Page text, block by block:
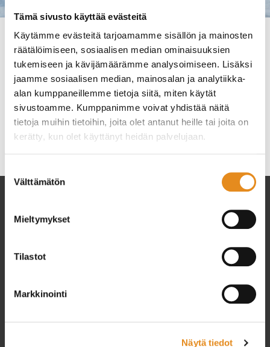
Tämä sivusto käyttää evästeitä
Käytämme evästeitä tarjoamamme sisällön ja mainosten
räätälöimiseen, sosiaalisen median ominaisuuksien
tukemiseen ja kävijämäärämme analysoimiseen. Lisäksi
jaamme sosiaalisen median, mainosalan ja analytiikka-
alan kumppaneillemme tietoja siitä, miten käytät
sivustoamme. Kumppanimme voivat yhdistää näitä
tietoja muihin tietoihin, joita olet antanut heille tai joita on
kerätty, kun olet käyttänyt heidän palvelujaan.
valinta
Välttämätön
Mieltymykset
Tilastot
Markkinointi
Näytä tiedot
Työn ohessa uusille urille! Rovala-Opiston Sosionomin 60
op monimuoto-opinnot voit suorittaa myös työn ohessa.
Opinnot järjestetään yhteistyössä Lapin AMK:n kanssa.
Suoritetut 60 op oikeuttavat erilliseen hakuun tutkinto-
opiskelijaksi.Lue lisää.
Kategoriat
Rovalan Setlementti ry